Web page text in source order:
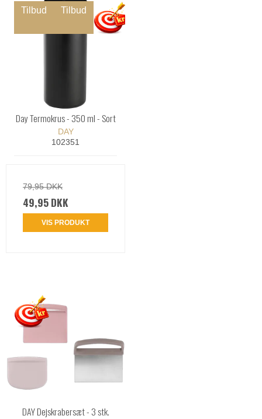
Tilbud Tilbud
Day Termokrus - 350 ml - Sort
DAY
102351
79,95 DKK
49,95 DKK
VIS PRODUKT
DAY Dejskrabersæt - 3 stk.